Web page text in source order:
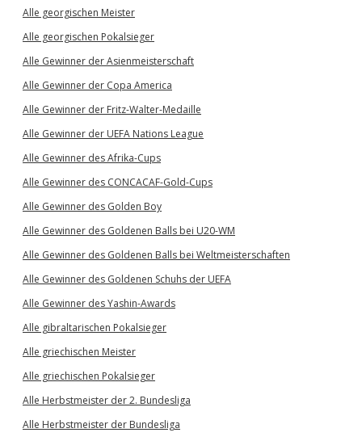
Alle georgischen Meister
Alle georgischen Pokalsieger
Alle Gewinner der Asienmeisterschaft
Alle Gewinner der Copa America
Alle Gewinner der Fritz-Walter-Medaille
Alle Gewinner der UEFA Nations League
Alle Gewinner des Afrika-Cups
Alle Gewinner des CONCACAF-Gold-Cups
Alle Gewinner des Golden Boy
Alle Gewinner des Goldenen Balls bei U20-WM
Alle Gewinner des Goldenen Balls bei Weltmeisterschaften
Alle Gewinner des Goldenen Schuhs der UEFA
Alle Gewinner des Yashin-Awards
Alle gibraltarischen Pokalsieger
Alle griechischen Meister
Alle griechischen Pokalsieger
Alle Herbstmeister der 2. Bundesliga
Alle Herbstmeister der Bundesliga